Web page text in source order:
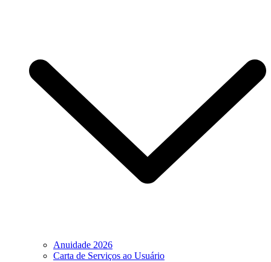
Anuidade 2026
Carta de Serviços ao Usuário